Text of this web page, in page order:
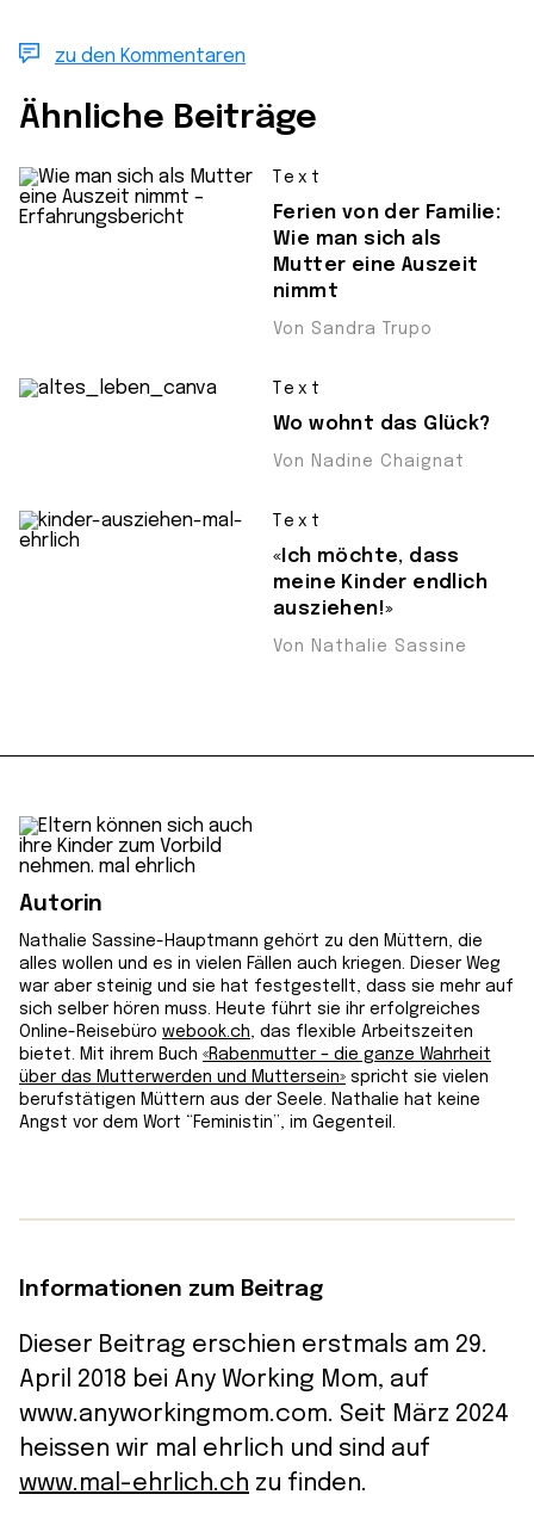
zu den Kommentaren
Ähnliche Beiträge
Text
Ferien von der Familie:
Wie man sich als
Mutter eine Auszeit
nimmt
Von Sandra Trupo
Text
Wo wohnt das Glück?
Von Nadine Chaignat
Text
«Ich möchte, dass
meine Kinder endlich
ausziehen!»
Von Nathalie Sassine
Autorin
Nathalie Sassine-Hauptmann gehört zu den Müttern, die
alles wollen und es in vielen Fällen auch kriegen. Dieser Weg
war aber steinig und sie hat festgestellt, dass sie mehr auf
sich selber hören muss. Heute führt sie ihr erfolgreiches
Online-Reisebüro webook.ch, das flexible Arbeitszeiten
bietet. Mit ihrem Buch «Rabenmutter – die ganze Wahrheit
über das Mutterwerden und Muttersein» spricht sie vielen
berufstätigen Müttern aus der Seele. Nathalie hat keine
Angst vor dem Wort “Feministin”, im Gegenteil.
Informationen zum Beitrag
Dieser Beitrag erschien erstmals am 29.
April 2018 bei Any Working Mom, auf
www.anyworkingmom.com. Seit März 2024
heissen wir mal ehrlich und sind auf
www.mal-ehrlich.ch zu finden.